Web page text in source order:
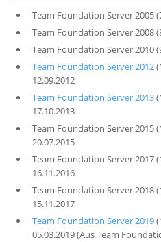
Team Foundation Server 2005
Team Foundation Server 2008
Team Foundation Server 2010
Team Foundation Server 2012
12.09.2012
Team Foundation Server 2013
17.10.2013
Team Foundation Server 2015
20.07.2015
Team Foundation Server 2017
16.11.2016
Team Foundation Server 2018
15.11.2017
Team Foundation Server 2019
05.03.2019 (Aus Team